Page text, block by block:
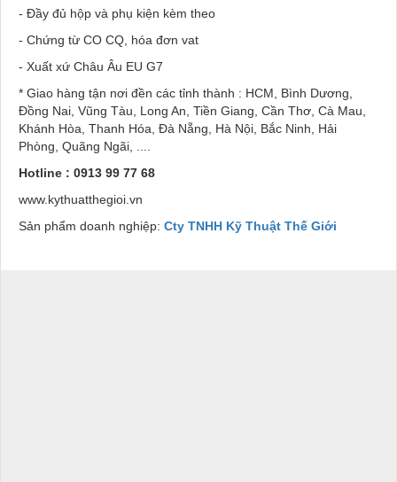
- Đầy đủ hộp và phụ kiện kèm theo
- Chứng từ CO CQ, hóa đơn vat
- Xuất xứ Châu Âu EU G7
* Giao hàng tận nơi đền các tỉnh thành : HCM, Bình Dương,
Đồng Nai, Vũng Tàu, Long An, Tiền Giang, Cần Thơ, Cà Mau,
Khánh Hòa, Thanh Hóa, Đà Nẵng, Hà Nội, Bắc Ninh, Hải
Phòng, Quãng Ngãi, ....
Hotline : 0913 99 77 68
www.kythuatthegioi.vn
Sản phẩm doanh nghiệp: Cty TNHH Kỹ Thuật Thế Giới